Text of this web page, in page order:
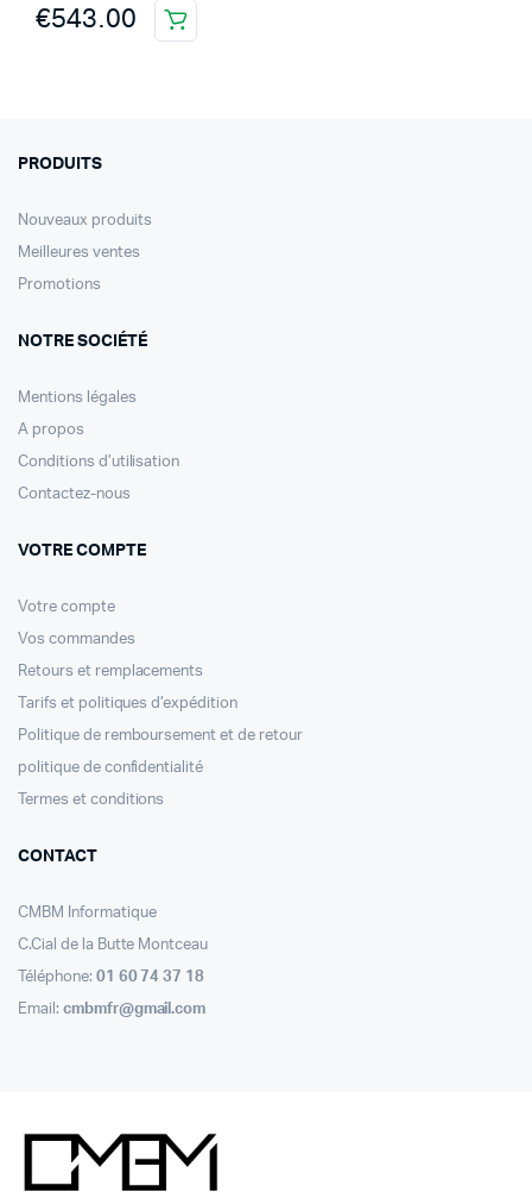
€543.00
PRODUITS
Nouveaux produits
Meilleures ventes
Promotions
NOTRE SOCIÉTÉ
Mentions légales
A propos
Conditions d’utilisation
Contactez-nous
VOTRE COMPTE
Votre compte
Vos commandes
Retours et remplacements
Tarifs et politiques d’expédition
Politique de remboursement et de retour
politique de confidentialité
Termes et conditions
CONTACT
CMBM Informatique
C.Cial de la Butte Montceau
Téléphone: 01 60 74 37 18
Email: cmbmfr@gmail.com